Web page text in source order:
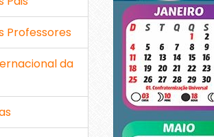
Professores
da